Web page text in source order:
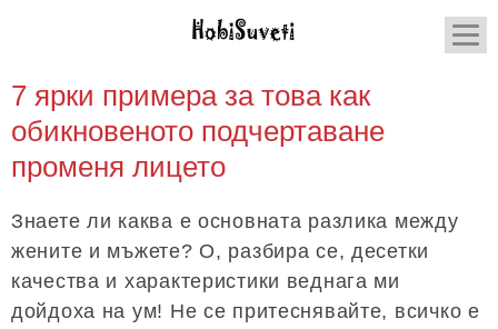
7 ярки примера за това как
обикновеното подчертаване
променя лицето
Знаете ли каква е основната разлика между
жените и мъжете? О, разбира се, десетки
качества и характеристики веднага ми
дойдоха на ум! Не се притеснявайте, всичко е